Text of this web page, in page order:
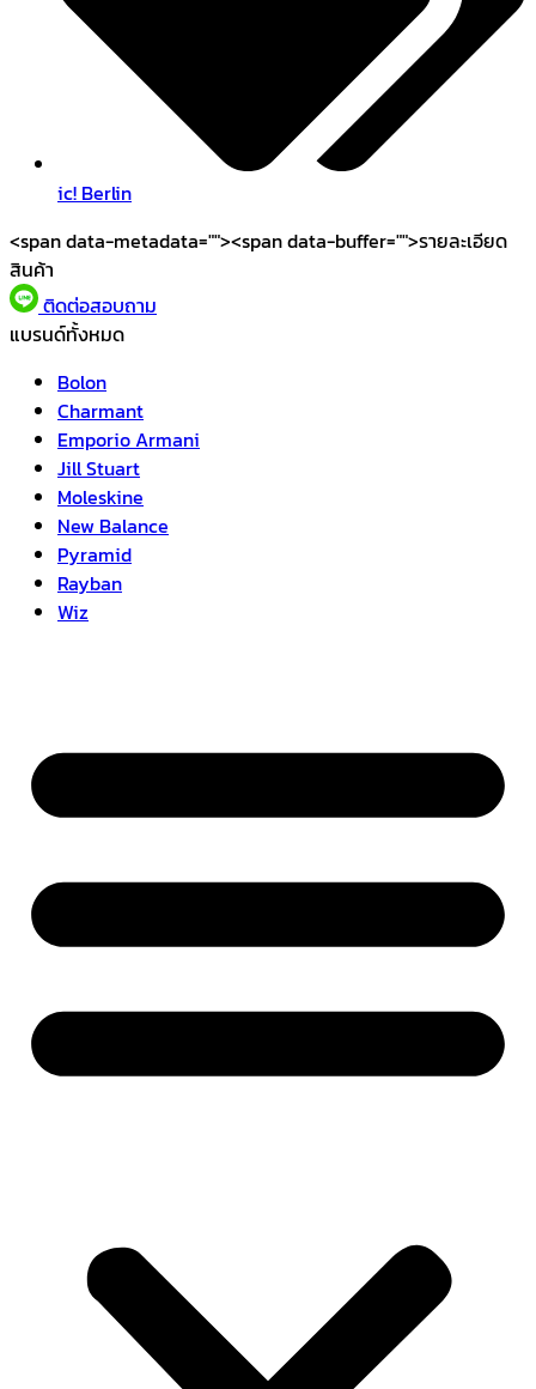
ic! Berlin
<span data-metadata=""><span data-buffer="">รายละเอียด
สินค้า
ติดต่อสอบถาม
แบรนด์ทั้งหมด
Bolon
Charmant
Emporio Armani
Jill Stuart
Moleskine
New Balance
Pyramid
Rayban
Wiz